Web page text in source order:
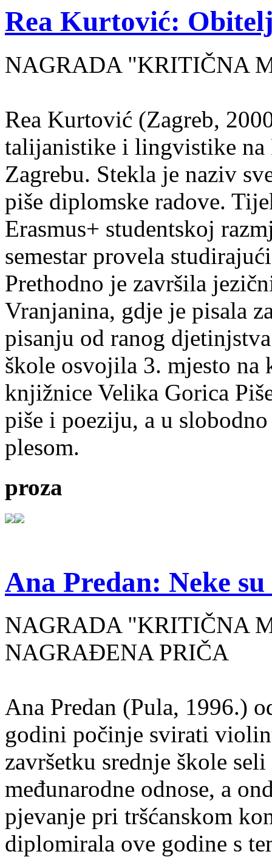
Rea Kurtović:
NAGRADA "KRITIČNA
Rea Kurtović (Zagreb,
talijanistike i lingvistike
Zagrebu. Stekla je naziv
piše diplomske radove.
Erasmus+ studentskoj
semestar provela
Prethodno je završila
Vranjanina, gdje je pisala
pisanju od ranog
škole osvojila 3. mjesto na
knjižnice Velika Gorica
piše i poeziju, a u
plesom.
proza
Ana Predan: Neke
NAGRADA "KRITIČNA
NAGRAĐENA PRIČA
Ana Predan (Pula, 1996.)
godini počinje svirati
završetku srednje škole
međunarodne odnose, a
pjevanje pri tršćanskom
diplomirala ove godine s